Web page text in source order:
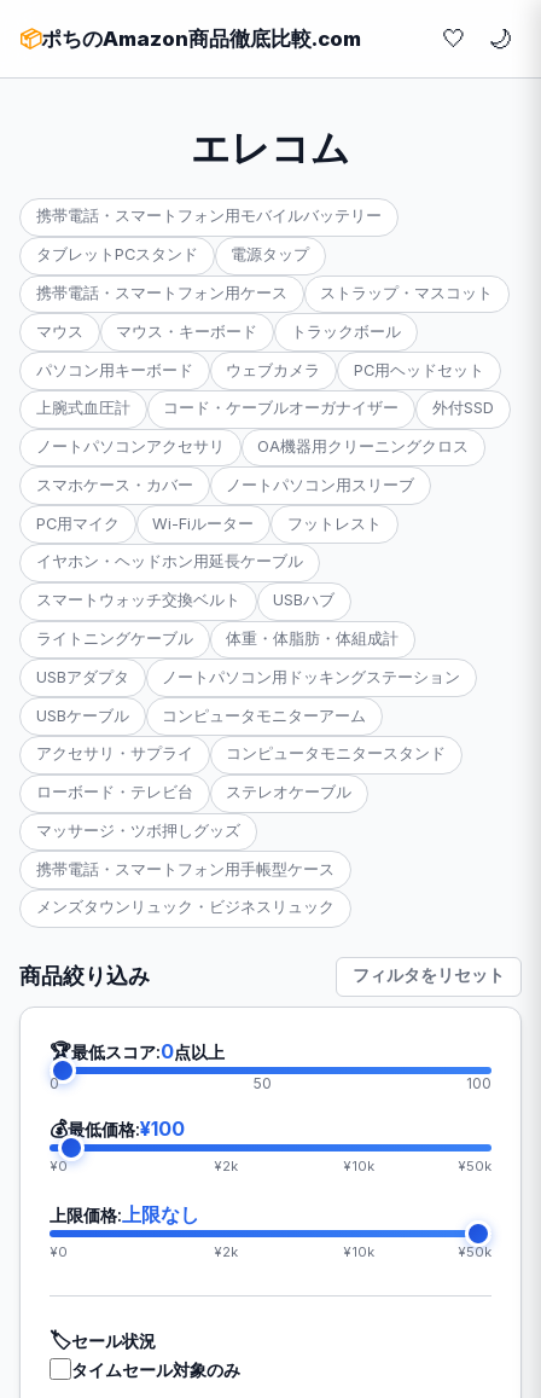
📦ポちのAmazon商品徹底比較.com 🤍
エレコム
携帯電話・スマートフォン用モバイルバッテリー
タブレットPCスタンド 電源タップ
携帯電話・スマートフォン用ケース ストラップ・マスコット
マウス マウス・キーボード トラックボール
パソコン用キーボード ウェブカメラ PC用ヘッドセット
上腕式血圧計 コード・ケーブルオーガナイザー 外付SSD
ノートパソコンアクセサリ OA機器用クリーニングクロス
スマホケース・カバー ノートパソコン用スリーブ
PC用マイク Wi-Fiルーター フットレスト
イヤホン・ヘッドホン用延長ケーブル
スマートウォッチ交換ベルト USBハブ
ライトニングケーブル 体重・体脂肪・体組成計
USBアダプタ ノートパソコン用ドッキングステーション
USBケーブル コンピュータモニターアーム
アクセサリ・サプライ コンピュータモニタースタンド
ローボード・テレビ台 ステレオケーブル
マッサージ・ツボ押しグッズ
携帯電話・スマートフォン用手帳型ケース
メンズタウンリュック・ビジネスリュック
商品絞り込み フィルタをリセット
🏆最低スコア:0点以上
0 50 100
💰最低価格:¥100
¥0 ¥2k ¥10k ¥50k
上限価格: 上限なし
¥0 ¥2k ¥10k ¥50k
🏷️セール状況
タイムセール対象のみ